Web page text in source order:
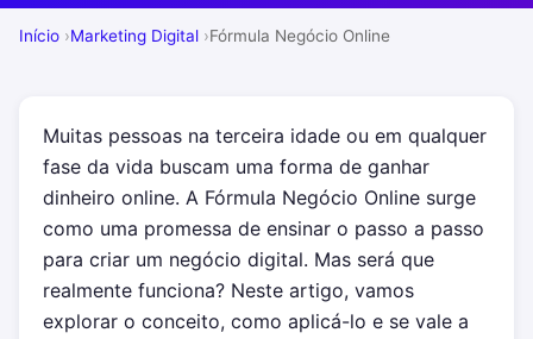
Início Marketing Digital Fórmula Negócio Online
Muitas pessoas na terceira idade ou em qualquer
fase da vida buscam uma forma de ganhar
dinheiro online. A Fórmula Negócio Online surge
como uma promessa de ensinar o passo a passo
para criar um negócio digital. Mas será que
realmente funciona? Neste artigo, vamos
explorar o conceito, como aplicá-lo e se vale a